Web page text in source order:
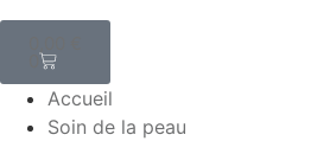
Accueil
Soin de la peau